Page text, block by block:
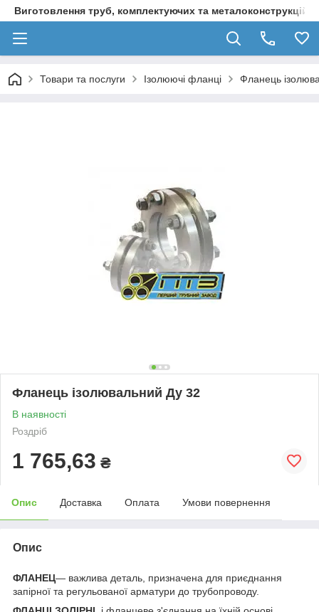
Виготовлення труб, комплектуючих та металоконструкцій
Товари та послуги Ізолюючі фланці Фланець
Фланець ізолювальний Ду 32
В наявності
Роздріб
1 765,63 ₴
Опис Доставка Оплата Умови повернення
Опис
ФЛАНЕЦ— важлива деталь, призначена для приєднання
запірної та регульованої арматури до трубопроводу.